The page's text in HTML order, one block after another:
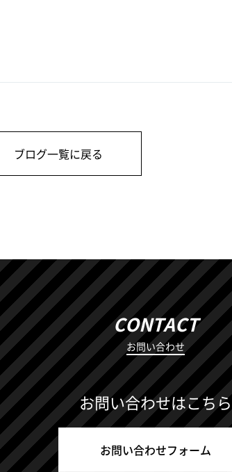
ブログ一覧に戻る
CONTACT
お問い合わせ
お問い合わせはこちら
お問い合わせフォーム